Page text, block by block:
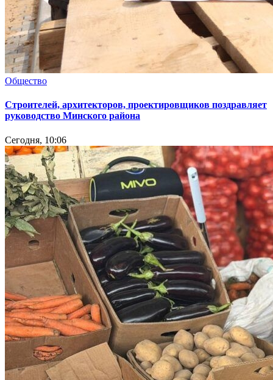
Общество
Cтроителей, архитекторов, проектировщиков поздравляет
руководство Минского района
Сегодня, 10:06